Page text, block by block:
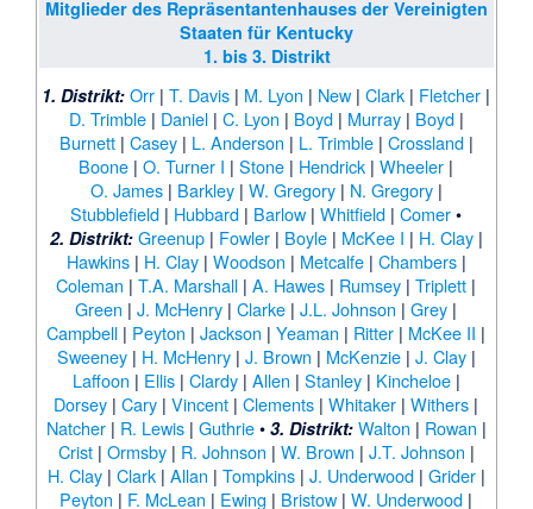
Mitglieder des Repräsentantenhauses der Vereinigten
Staaten für Kentucky
1. bis 3. Distrikt
1. Distrikt: Orr |T. Davis | M. Lyon | New |Clark | Fletcher |
D. Trimble| Daniel| C. Lyon | Boyd| Murray| Boyd|
Burnett| Casey| L. Anderson | L. Trimble| Crossland|
Boone |O. Turner I |Stone | Hendrick |Wheeler |
O. James| Barkley| W. Gregory| N. Gregory|
Stubblefield | Hubbard | Barlow |Whitfield |Comer•
2. Distrikt: Greenup| Fowler| Boyle| McKee I | H. Clay|
Hawkins| H. Clay| Woodson | Metcalfe| Chambers|
Coleman |T.A. Marshall |A. Hawes | Rumsey |Triplett |
Green |J. McHenry |Clarke |J.L. Johnson |Grey |
Campbell | Peyton |Jackson |Yeaman | Ritter | McKee II |
Sweeney| H. McHenry| J. Brown | McKenzie| J. Clay|
Laffoon | Ellis| Clardy| Allen | Stanley| Kincheloe|
Dorsey |Cary |Vincent |Clements |Whitaker |Withers |
Natcher| R. Lewis| Guthrie• 3. Distrikt: Walton | Rowan |
Crist| Ormsby| R. Johnson | W. Brown | J.T. Johnson |
H. Clay| Clark| Allan | Tompkins| J. Underwood| Grider|
Peyton | F. McLean | Ewing | Bristow |W. Underwood |